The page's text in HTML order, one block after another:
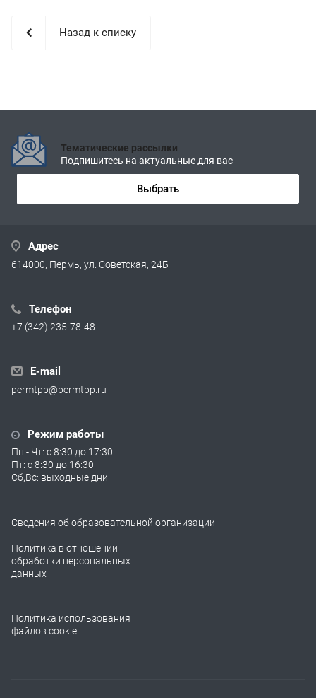
Назад к списку
Тематические рассылки
Подпишитесь на актуальные для вас
Выбрать
Адрес
614000, Пермь, ул. Советская, 24Б
Телефон
+7 (342) 235-78-48
E-mail
permtpp@permtpp.ru
Режим работы
Пн - Чт: с 8:30 до 17:30
Пт: с 8:30 до 16:30
Сб,Вс: выходные дни
Сведения об образовательной организации
Политика в отношении
обработки персональных
данных
Политика использования
файлов cookie